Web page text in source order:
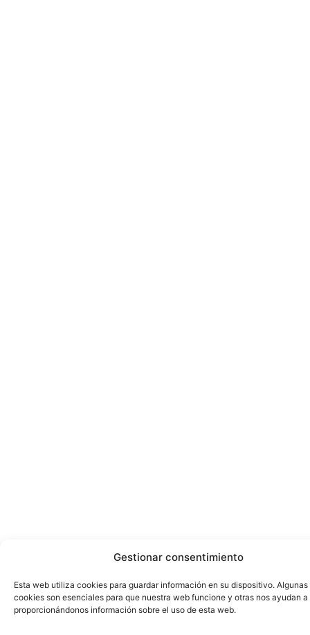
Gestionar consentimiento
Esta web utiliza cookies para guardar información en su dispositivo. Algunas
cookies son esenciales para que nuestra web funcione y otras nos ayudan a
proporcionándonos información sobre el uso de esta web.